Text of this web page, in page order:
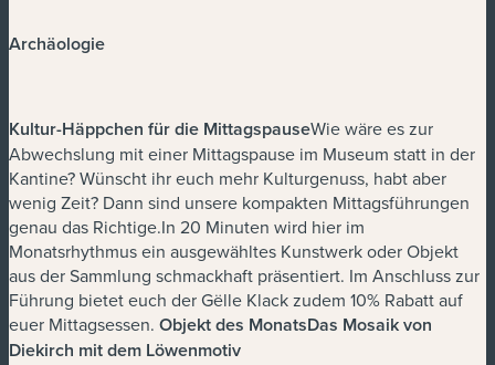
Archäologie
Kultur-Häppchen für die MittagspauseWie wäre es zur
Abwechslung mit einer Mittagspause im Museum statt in der
Kantine? Wünscht ihr euch mehr Kulturgenuss, habt aber
wenig Zeit? Dann sind unsere kompakten Mittagsführungen
genau das Richtige.In 20 Minuten wird hier im
Monatsrhythmus ein ausgewähltes Kunstwerk oder Objekt
aus der Sammlung schmackhaft präsentiert. Im Anschluss zur
Führung bietet euch der Gëlle Klack zudem 10% Rabatt auf
euer Mittagsessen. Objekt des MonatsDas Mosaik von
Diekirch mit dem Löwenmotiv